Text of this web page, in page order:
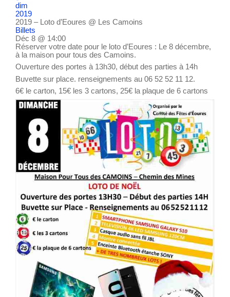
dim
2019
2019 – Loto d’Eoures @ Les Camoins
Billets
Déc 8 @ 14:00
Réserver votre date pour le loto d’Eoures : Le 8 décembre,
à la maison pour tous des Camoins.
Ouverture des portes à 13h30, début des parties à 14h
Buvette sur place. renseignements au 06 52 52 11 12.
6€ le carton, 15€ les 3 cartons, 25€ la plaque de 6 cartons